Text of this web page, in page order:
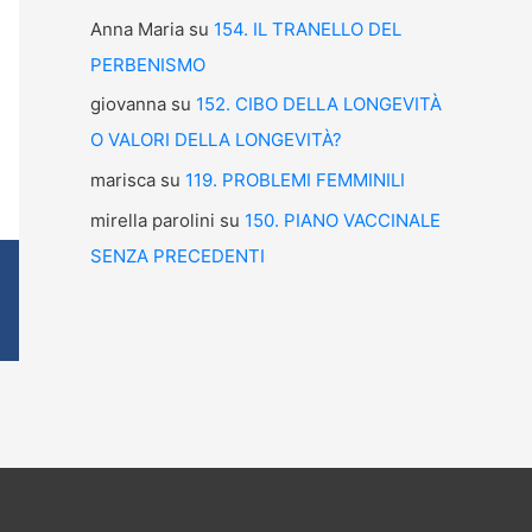
Anna Maria su 154. IL TRANELLO DEL
PERBENISMO
giovanna su 152. CIBO DELLA LONGEVITÀ
O VALORI DELLA LONGEVITÀ?
marisca su 119. PROBLEMI FEMMINILI
mirella parolini su 150. PIANO VACCINALE
SENZA PRECEDENTI